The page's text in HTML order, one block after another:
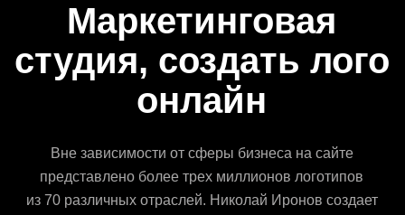
Маркетинговая
студия, создать лого
онлайн
Вне зависимости от сферы бизнеса на сайте
представлено более трех миллионов логотипов
из 70 различных отраслей. Николай Иронов создает